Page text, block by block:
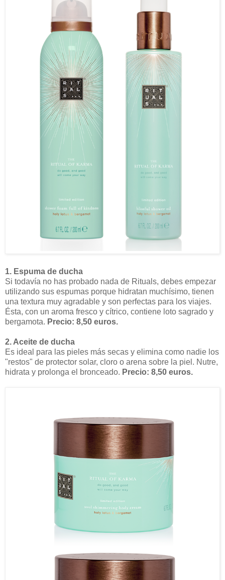
1. Espuma de ducha
Si todavía no has probado nada de Rituals, debes empezar
utilizando sus espumas porque hidratan muchísimo, tienen
una textura muy agradable y son perfectas para los viajes.
Ésta, con un aroma fresco y cítrico, contiene loto sagrado y
bergamota. Precio: 8,50 euros.
2. Aceite de ducha
Es ideal para las pieles más secas y elimina como nadie los
"restos" de protector solar, cloro o arena sobre la piel. Nutre,
hidrata y prolonga el bronceado. Precio: 8,50 euros.